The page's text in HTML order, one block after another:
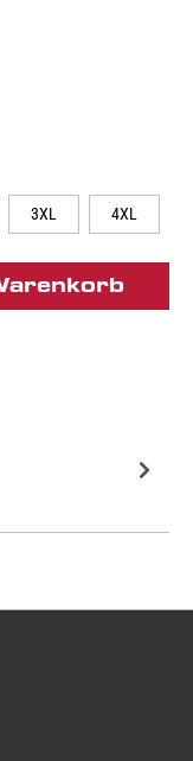
3XL 4XL